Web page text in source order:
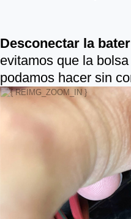
Desconectar la
evitamos que la
podamos hacer sin